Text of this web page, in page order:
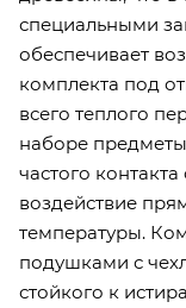
специальными
обеспечивает
комплекта под
всего теплого
наборе
частого
воздействие
температуры.
подушками с
стойкого к